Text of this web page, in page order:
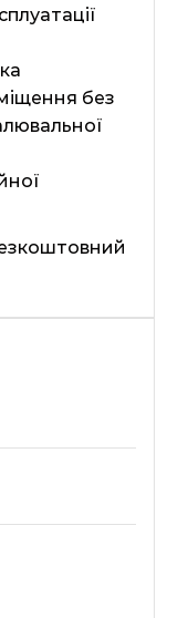
без